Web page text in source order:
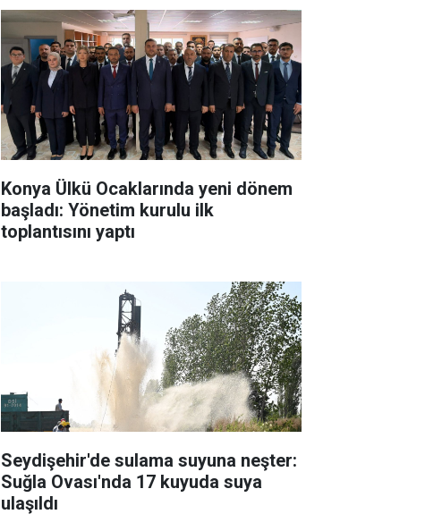
Konya Ülkü Ocaklarında yeni dönem
başladı: Yönetim kurulu ilk
toplantısını yaptı
Seydişehir'de sulama suyuna neşter:
Suğla Ovası'nda 17 kuyuda suya
ulaşıldı